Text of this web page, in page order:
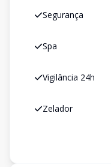
Segurança
Spa
Vigilância 24h
Zelador